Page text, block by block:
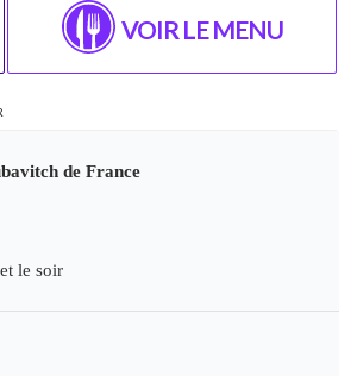
VOIR LE MENU
de France
le soir